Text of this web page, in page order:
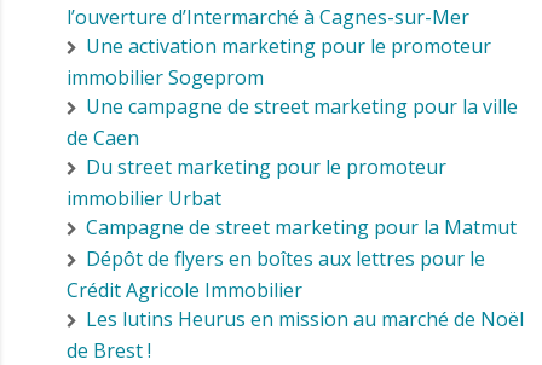
l’ouverture d’Intermarché à Cagnes-sur-Mer
Une activation marketing pour le promoteur
immobilier Sogeprom
Une campagne de street marketing pour la ville
de Caen
Du street marketing pour le promoteur
immobilier Urbat
Campagne de street marketing pour la Matmut
Dépôt de flyers en boîtes aux lettres pour le
Crédit Agricole Immobilier
Les lutins Heurus en mission au marché de Noël
de Brest !